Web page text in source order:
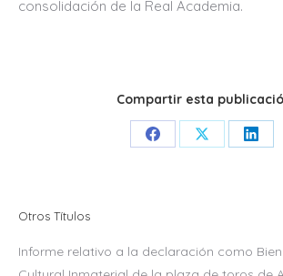
consolidación de la Real Academia.
Compartir esta
Share Share Share
Otros Títulos
Informe relativo a la declaración como